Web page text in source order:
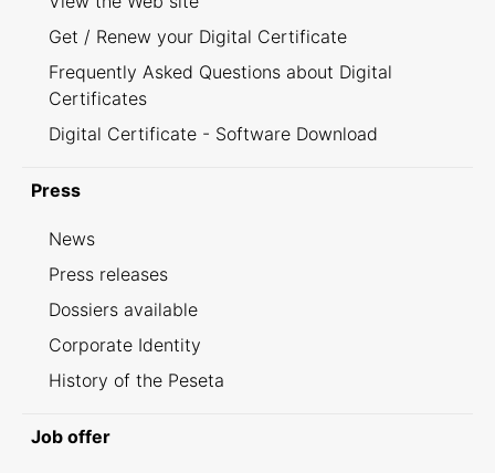
Get / Renew your Digital Certificate
Frequently Asked Questions about Digital
Certificates
Digital Certificate - Software Download
Press
News
Press releases
Dossiers available
Corporate Identity
History of the Peseta
Job offer